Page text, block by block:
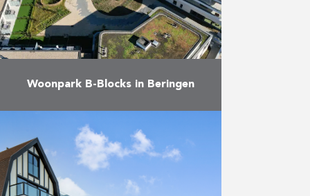
Meer
Woonpark B-Blocks in Beringen
met het wooncomplex B-Blocks in
Beringen een nieuwe omvangrijke
oplevering bijschrijven. Dit project,
dat bestond uit drie fasen, werd